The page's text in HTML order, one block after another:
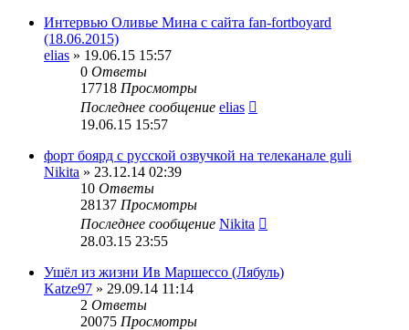
Интервью Оливье Мина с сайта fan-fortboyard
(18.06.2015)
elias » 19.06.15 15:57
0 Ответы
17718 Просмотры
Последнее сообщение elias
19.06.15 15:57
форт боярд с русской озвучкой на телеканале guli
Nikita » 23.12.14 02:39
10 Ответы
28137 Просмотры
Последнее сообщение Nikita
28.03.15 23:55
Ушёл из жизни Ив Маршессо (Лябуль)
Katze97 » 29.09.14 11:14
2 Ответы
20075 Просмотры